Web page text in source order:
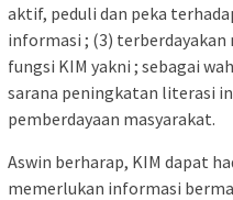
aktif, peduli dan peka
informasi ; (3)
fungsi KIM yakni ; sebagai
sarana peningkatan literasi
pemberdayaan masyarakat.
Aswin berharap, KIM dapat
memerlukan informasi